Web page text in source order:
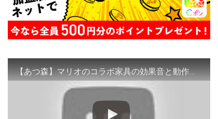
【あつ森】マリオのコラボ家具の効果音と動作まとめ【あつまれどうぶつの森】